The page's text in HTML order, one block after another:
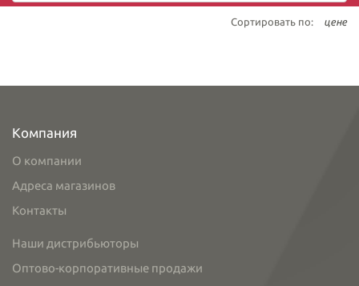
Сортировать по: цене
Компания
О компании
Адреса магазинов
Контакты
Наши дистрибьюторы
Оптово-корпоративные продажи